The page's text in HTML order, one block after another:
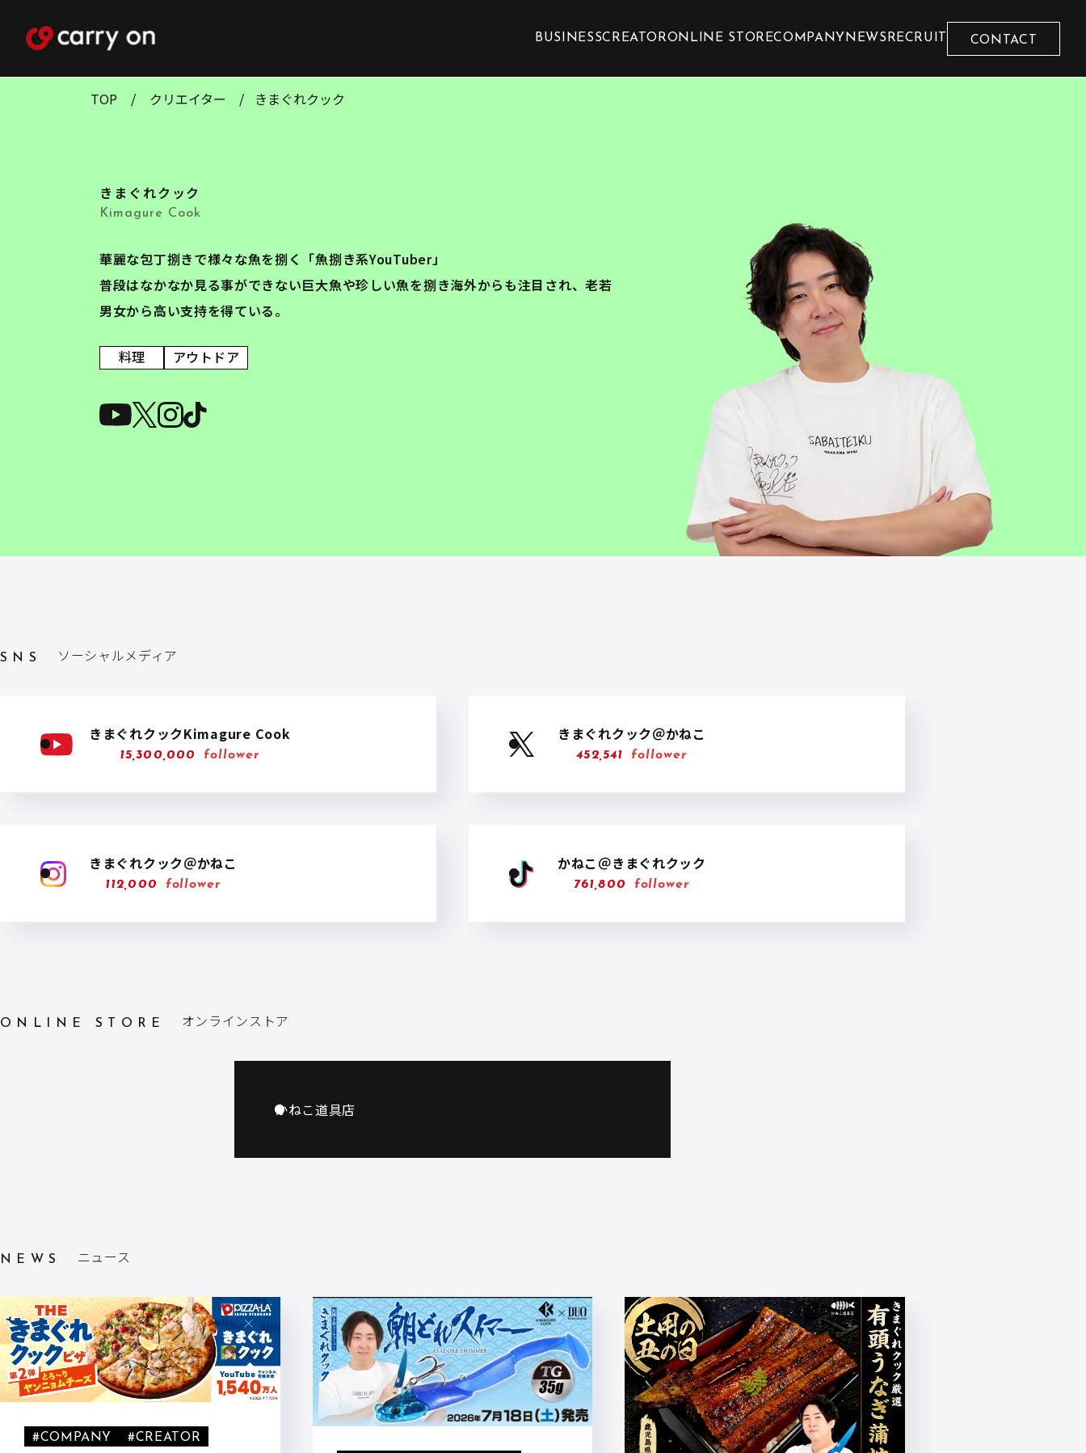
BUSINESSCREATORONLINE STORECOMPANY NEWS RECRUIT CONTACT
TOP クリエイター きまぐれクック
きまぐれクック
Kimagure Cook
華麗な包丁捌きで様々な魚を捌く「魚捌き系YouTuber」
普段はなかなか見る事ができない巨大魚や珍しい魚を捌き海外からも注目され、老若
男女から高い支持を得ている。
料理 アウトドア
SNS ソーシャルメディア
きまぐれクックKimagure Cook
15,300,000 follower
きまぐれクック＠かねこ
452,541 follower
きまぐれクック＠かねこ
112,000 follower
かねこ＠きまぐれクック
761,800 follower
ONLINE STORE オンラインストア
かねこ道具店
NEWS ニュース
#COMPANY #CREATOR